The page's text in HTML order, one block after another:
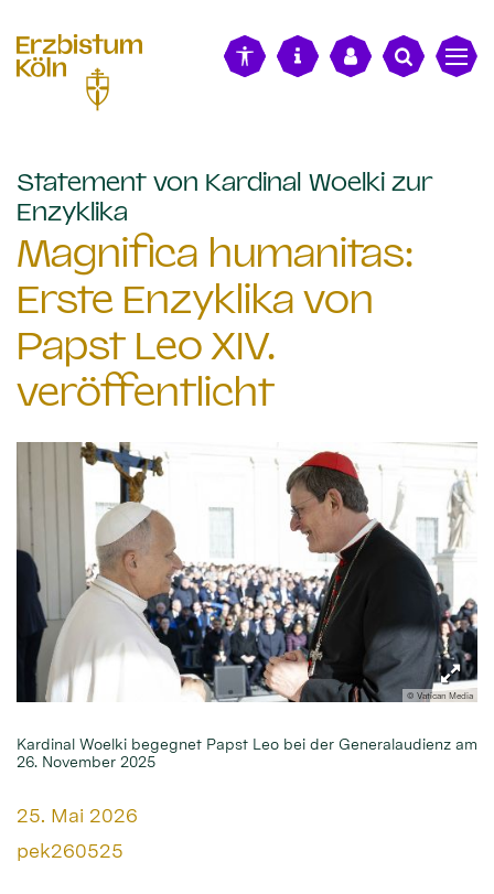
Statement von Kardinal Woelki zur
Enzyklika
Magnifica humanitas:
Erste Enzyklika von
Papst Leo XIV.
veröffentlicht
© Vatican Media
Kardinal Woelki begegnet Papst Leo bei der Generalaudienz am
26. November 2025
Datum:
25. Mai 2026
Von:
pek260525